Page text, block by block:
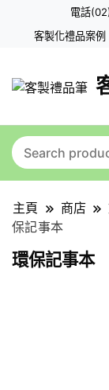
電話
客製化禮品案例
主頁 商店
保記事本
環保記事本